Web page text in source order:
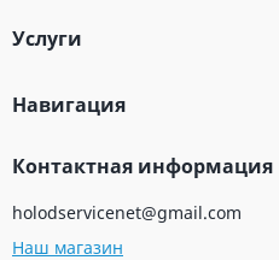
Услуги
Навигация
Контактная информация
holodservicenet@gmail.com
Наш магазин